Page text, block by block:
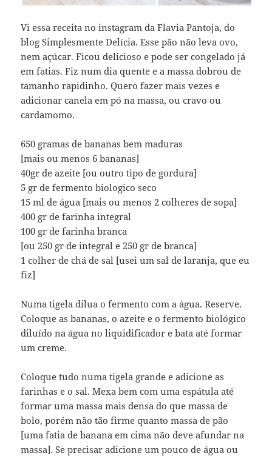
Vi essa receita no instagram da Flavia Pantoja, do
blog Simplesmente Delícia. Esse pão não leva ovo,
nem açúcar. Ficou delicioso e pode ser congelado já
em fatias. Fiz num dia quente e a massa dobrou de
tamanho rapidinho. Quero fazer mais vezes e
adicionar canela em pó na massa, ou cravo ou
cardamomo.
650 gramas de bananas bem maduras
[mais ou menos 6 bananas]
40gr de azeite [ou outro tipo de gordura]
5 gr de fermento biologico seco
15 ml de água [mais ou menos 2 colheres de sopa]
400 gr de farinha integral
100 gr de farinha branca
[ou 250 gr de integral e 250 gr de branca]
1 colher de chá de sal [usei um sal de laranja, que eu
fiz]
Numa tigela dilua o fermento com a água. Reserve.
Coloque as bananas, o azeite e o fermento biológico
diluído na água no liquidificador e bata até formar
um creme.
Coloque tudo numa tigela grande e adicione as
farinhas e o sal. Mexa bem com uma espátula até
formar uma massa mais densa do que massa de
bolo, porém não tão firme quanto massa de pão
[uma fatia de banana em cima não deve afundar na
massa]. Se precisar adicione um pouco de água ou